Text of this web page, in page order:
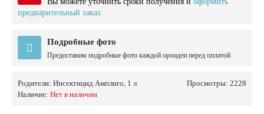
предварительный заказ.
Подробные фото
Предоставим подробные фото каждой орхидеи перед оплатой
Просмотры: 2228
Родители: Инсектицид Амплиго, 1 л
Наличие: Нет в наличии